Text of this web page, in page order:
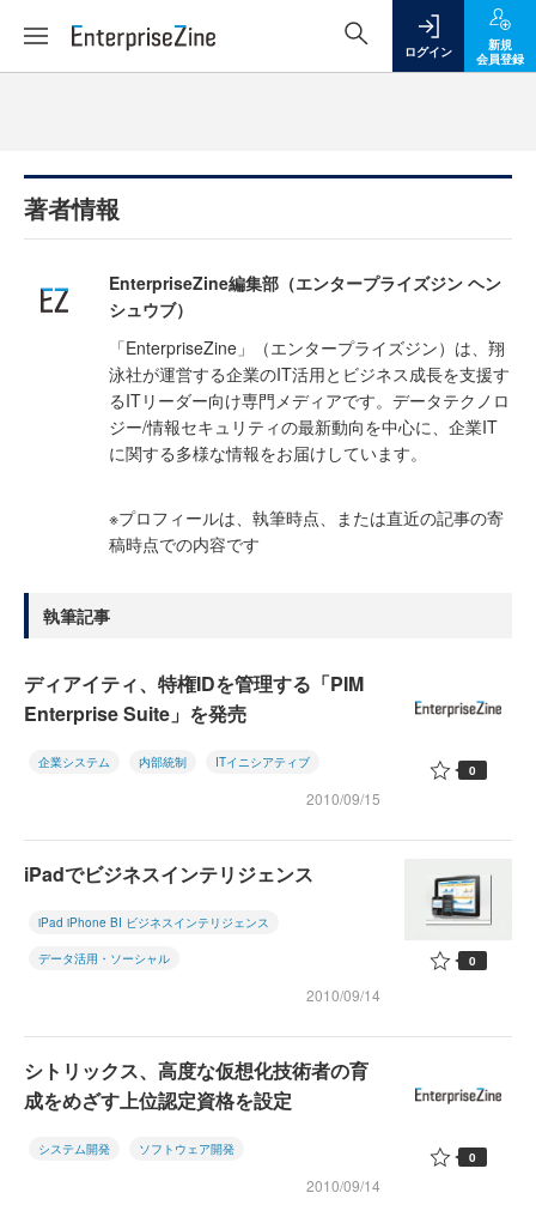
ログイン
新規
会員登録
著者情報
EnterpriseZine編集部（エンタープライズジン ヘン
シュウブ）
「EnterpriseZine」（エンタープライズジン）は、翔
泳社が運営する企業のIT活用とビジネス成長を支援す
るITリーダー向け専門メディアです。データテクノロ
ジー/情報セキュリティの最新動向を中心に、企業IT
に関する多様な情報をお届けしています。
※プロフィールは、執筆時点、または直近の記事の寄
稿時点での内容です
執筆記事
ディアイティ、特権IDを管理する「PIM
Enterprise Suite」を発売
企業システム 内部統制 ITイニシアティブ
2010/09/15
0
iPadでビジネスインテリジェンス
iPad iPhone BI ビジネスインテリジェンス
データ活用・ソーシャル
2010/09/14
0
シトリックス、高度な仮想化技術者の育
成をめざす上位認定資格を設定
システム開発 ソフトウェア開発
2010/09/14
0